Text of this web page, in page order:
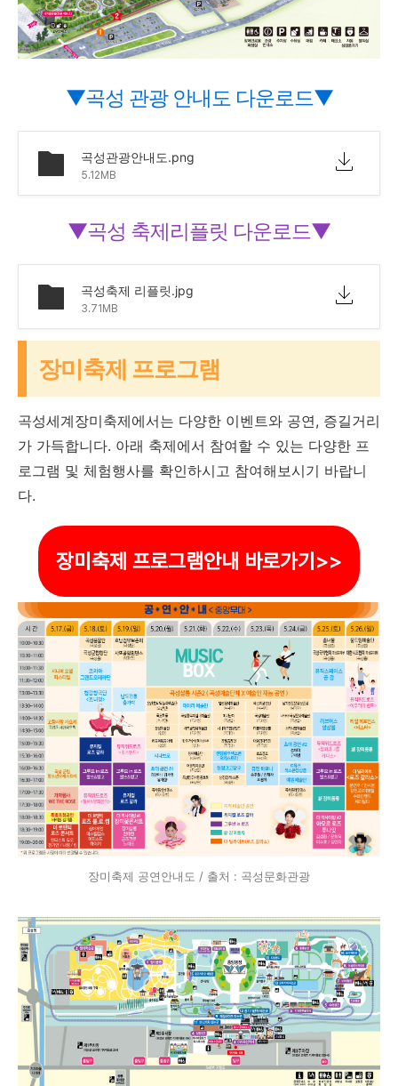
▼곡성 관광 안내도 다운로드▼
곡성관광안내도.png
5.12MB
▼곡성 축제리플릿 다운로드▼
곡성축제 리플릿.jpg
3.71MB
장미축제 프로그램
곡성세계장미축제에서는 다양한 이벤트와 공연, 증길거리
가 가득합니다. 아래 축제에서 참여할 수 있는 다양한 프
로그램 및 체험행사를 확인하시고 참여해보시기 바랍니
다.
장미축제 프로그램안내 바로가기>>
장미축제 공연안내도 / 출처 : 곡성문화관광